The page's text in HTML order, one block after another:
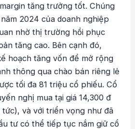
tăng trưởng tốt. Chúng
2024 của doanh nghiệp
nhờ thị trường hồi phục
tăng cao. Bên cạnh đó,
hoạch tăng vốn để mở rộng
thông qua chào bán riêng lẻ
tối đa 81 triệu cổ phiếu. Cổ
nghị mua tại giá 14,300 đ
tức), và với triển vọng như đã
tư có thể tiếp tục nắm giữ cổ